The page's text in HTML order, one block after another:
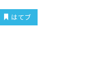
はてブ